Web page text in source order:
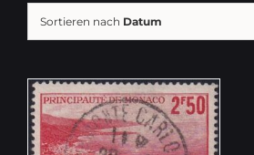
Sortieren nach Datum